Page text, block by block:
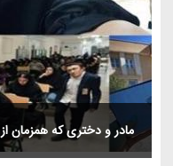
مادر و دختری که همزمان